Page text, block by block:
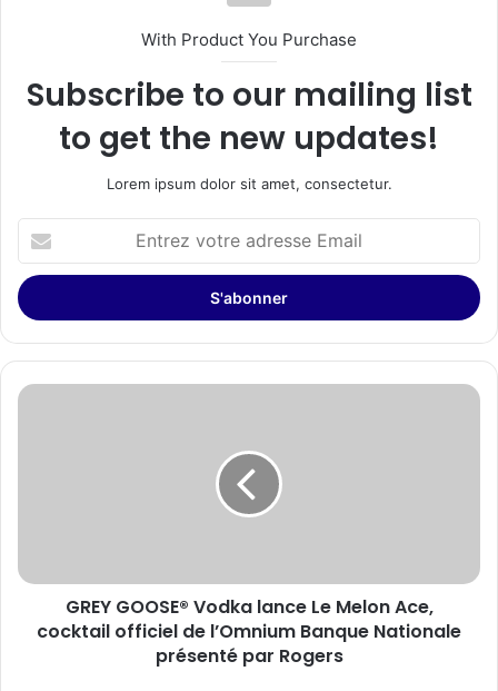
With Product You Purchase
Subscribe to our mailing list
to get the new updates!
Lorem ipsum dolor sit amet, consectetur.
votre
adresse
Email
GREY
officiel
l’Omnium
GREY GOOSE® Vodka lance Le Melon Ace,
cocktail officiel de l’Omnium Banque Nationale
présenté par Rogers